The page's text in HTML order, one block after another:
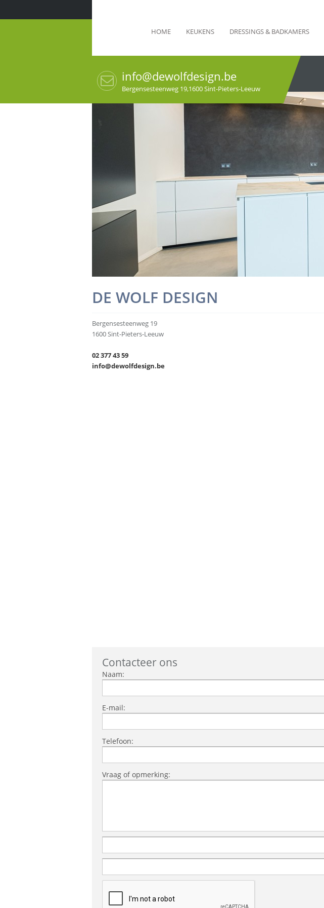
HOME KEUKENS DRESSINGS & BADKAMERS
info@dewolfdesign.be
Bergensesteenweg 19,1600 Sint-Pieters-Leeuw
DE WOLF DESIGN
Bergensesteenweg 19
1600 Sint-Pieters-Leeuw
02 377 43 59
info@dewolfdesign.be
Contacteer ons
Naam:
E-mail:
Telefoon:
Vraag of opmerking: